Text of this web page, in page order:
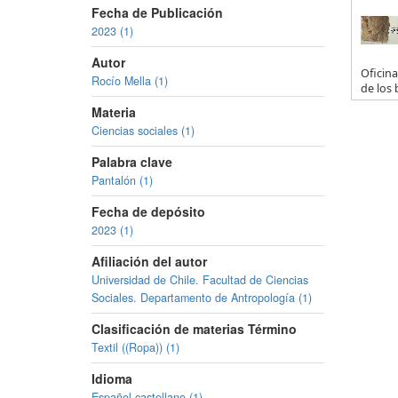
Fecha de Publicación
2023 (1)
Autor
Rocío Mella (1)
Materia
Ciencias sociales (1)
Palabra clave
Pantalón (1)
Fecha de depósito
2023 (1)
Afiliación del autor
Universidad de Chile. Facultad de Ciencias
Sociales. Departamento de Antropología (1)
Clasificación de materias Término
Textil ((Ropa)) (1)
Idioma
de los